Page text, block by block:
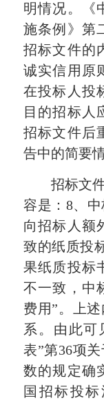
明情况。《
施条例》第
招标文件的
诚实信用原
在投标人投
目的招标人
招标文件后
告中的简要
招标文件“
容是：8、
向招标人额
致的纸质投
果纸质投标
不一致，中
费用”。上
系。由此可
表”第36项
数的规定确
国招标投